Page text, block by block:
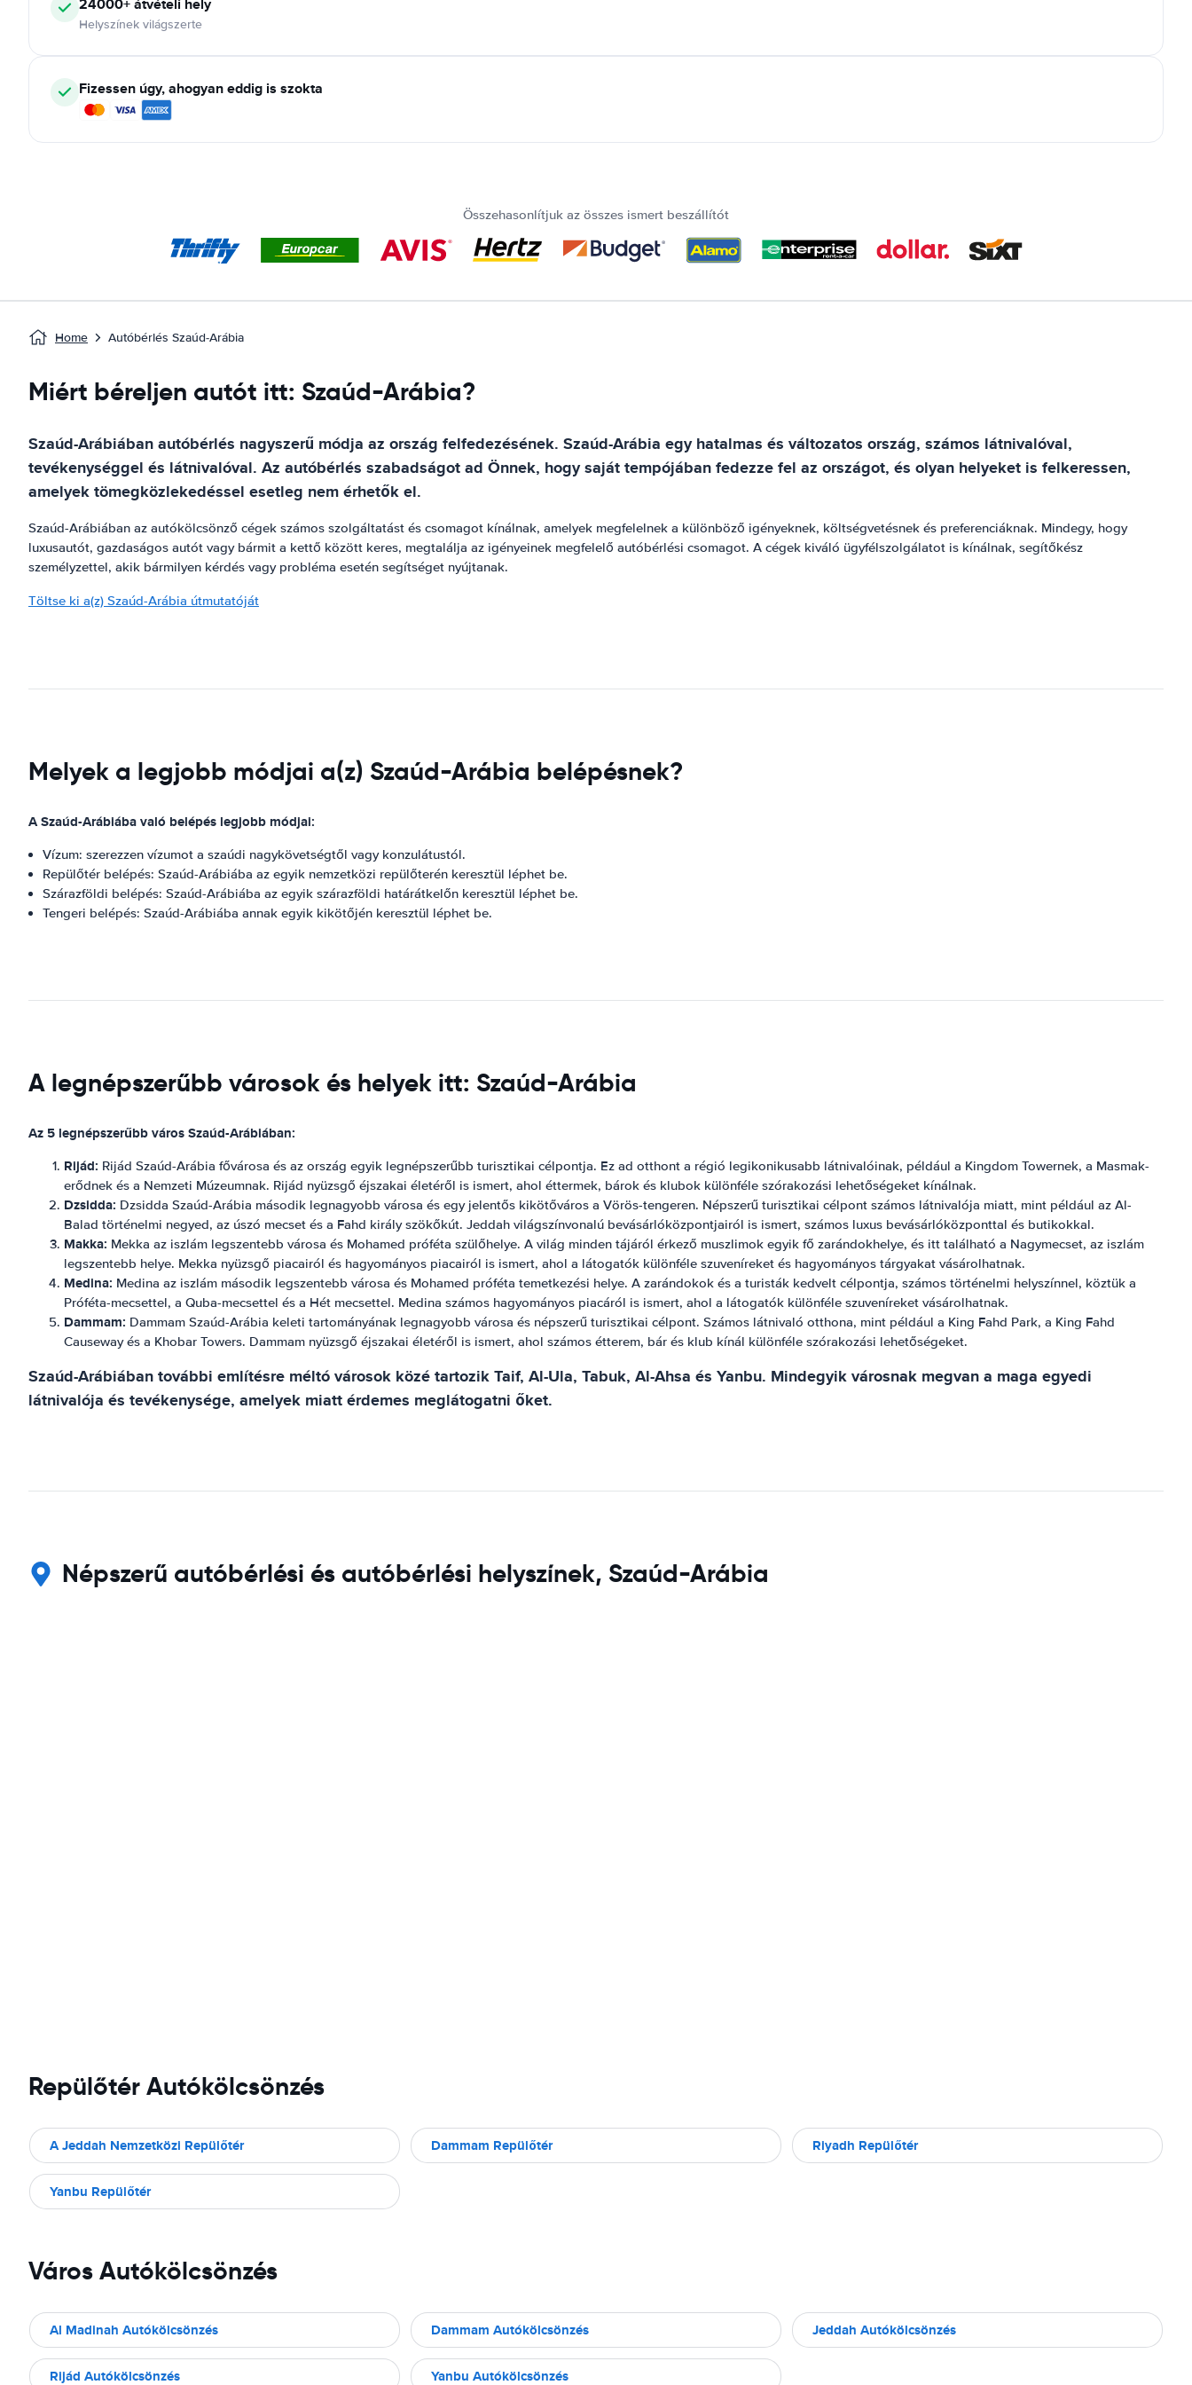
Helyszínek világszerte
Fizessen úgy, ahogyan eddig is szokta
Összehasonlítjuk az összes ismert beszállítót
Home Autóbérlés Szaúd-Arábia
Miért béreljen autót itt: Szaúd-Arábia?
Szaúd-Arábiában autóbérlés nagyszerű módja az ország felfedezésének. Szaúd-Arábia egy hatalmas és változatos ország, számos látnivalóval,
tevékenységgel és látnivalóval. Az autóbérlés szabadságot ad Önnek, hogy saját tempójában fedezze fel az országot, és olyan helyeket is felkeressen,
amelyek tömegközlekedéssel esetleg nem érhetők el.
Szaúd-Arábiában az autókölcsönző cégek számos szolgáltatást és csomagot kínálnak, amelyek megfelelnek a különböző igényeknek, költségvetésnek és preferenciáknak. Mindegy, hogy
luxusautót, gazdaságos autót vagy bármit a kettő között keres, megtalálja az igényeinek megfelelő autóbérlési csomagot. A cégek kiváló ügyfélszolgálatot is kínálnak, segítőkész
személyzettel, akik bármilyen kérdés vagy probléma esetén segítséget nyújtanak.
Töltse ki a(z) Szaúd-Arábia útmutatóját
Melyek a legjobb módjai a(z) Szaúd-Arábia belépésnek?
A Szaúd-Arábiába való belépés legjobb módjai:
Vízum: szerezzen vízumot a szaúdi nagykövetségtől vagy konzulátustól.
Repülőtér belépés: Szaúd-Arábiába az egyik nemzetközi repülőterén keresztül léphet be.
Szárazföldi belépés: Szaúd-Arábiába az egyik szárazföldi határátkelőn keresztül léphet be.
Tengeri belépés: Szaúd-Arábiába annak egyik kikötőjén keresztül léphet be.
A legnépszerűbb városok és helyek itt: Szaúd-Arábia
Az 5 legnépszerűbb város Szaúd-Arábiában:
Rijád: Rijád Szaúd-Arábia fővárosa és az ország egyik legnépszerűbb turisztikai célpontja. Ez ad otthont a régió legikonikusabb látnivalóinak, például a Kingdom Towernek, a Masmak-
erődnek és a Nemzeti Múzeumnak. Rijád nyüzsgő éjszakai életéről is ismert, ahol éttermek, bárok és klubok különféle szórakozási lehetőségeket kínálnak.
Dzsidda: Dzsidda Szaúd-Arábia második legnagyobb városa és egy jelentős kikötőváros a Vörös-tengeren. Népszerű turisztikai célpont számos látnivalója miatt, mint például az Al-
Balad történelmi negyed, az úszó mecset és a Fahd király szökőkút. Jeddah világszínvonalú bevásárlóközpontjairól is ismert, számos luxus bevásárlóközponttal és butikokkal.
Makka: Mekka az iszlám legszentebb városa és Mohamed próféta szülőhelye. A világ minden tájáról érkező muszlimok egyik fő zarándokhelye, és itt található a Nagymecset, az iszlám
legszentebb helye. Mekka nyüzsgő piacairól és hagyományos piacairól is ismert, ahol a látogatók különféle szuveníreket és hagyományos tárgyakat vásárolhatnak.
Medina: Medina az iszlám második legszentebb városa és Mohamed próféta temetkezési helye. A zarándokok és a turisták kedvelt célpontja, számos történelmi helyszínnel, köztük a
Próféta-mecsettel, a Quba-mecsettel és a Hét mecsettel. Medina számos hagyományos piacáról is ismert, ahol a látogatók különféle szuveníreket vásárolhatnak.
Dammam: Dammam Szaúd-Arábia keleti tartományának legnagyobb városa és népszerű turisztikai célpont. Számos látnivaló otthona, mint például a King Fahd Park, a King Fahd
Causeway és a Khobar Towers. Dammam nyüzsgő éjszakai életéről is ismert, ahol számos étterem, bár és klub kínál különféle szórakozási lehetőségeket.
Szaúd-Arábiában további említésre méltó városok közé tartozik Taif, Al-Ula, Tabuk, Al-Ahsa és Yanbu. Mindegyik városnak megvan a maga egyedi
látnivalója és tevékenysége, amelyek miatt érdemes meglátogatni őket.
Népszerű autóbérlési és autóbérlési helyszínek, Szaúd-Arábia
Repülőtér Autókölcsönzés
A Jeddah Nemzetközi Repülőtér Dammam Repülőtér Riyadh Repülőtér
Yanbu Repülőtér
Város Autókölcsönzés
Al Madinah Autókölcsönzés Dammam Autókölcsönzés Jeddah Autókölcsönzés
Rijád Autókölcsönzés Yanbu Autókölcsönzés